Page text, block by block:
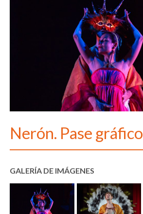
Nerón. Pase gráfico
GALERÍA DE IMÁGENES